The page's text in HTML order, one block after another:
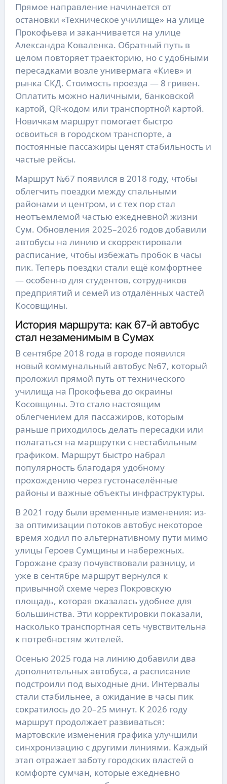
Прямое направление начинается от
остановки «Техническое училище» на улице
Прокофьева и заканчивается на улице
Александра Коваленка. Обратный путь в
целом повторяет траекторию, но с удобными
пересадками возле универмага «Киев» и
рынка СКД. Стоимость проезда — 8 гривен.
Оплатить можно наличными, банковской
картой, QR-кодом или транспортной картой.
Новичкам маршрут помогает быстро
освоиться в городском транспорте, а
постоянные пассажиры ценят стабильность и
частые рейсы.
Маршрут №67 появился в 2018 году, чтобы
облегчить поездки между спальными
районами и центром, и с тех пор стал
неотъемлемой частью ежедневной жизни
Сум. Обновления 2025–2026 годов добавили
автобусы на линию и скорректировали
расписание, чтобы избежать пробок в часы
пик. Теперь поездки стали ещё комфортнее
— особенно для студентов, сотрудников
предприятий и семей из отдалённых частей
Косовщины.
История маршрута: как 67-й автобус
стал незаменимым в Сумах
В сентябре 2018 года в городе появился
новый коммунальный автобус №67, который
проложил прямой путь от технического
училища на Прокофьева до окраины
Косовщины. Это стало настоящим
облегчением для пассажиров, которым
раньше приходилось делать пересадки или
полагаться на маршрутки с нестабильным
графиком. Маршрут быстро набрал
популярность благодаря удобному
прохождению через густонаселённые
районы и важные объекты инфраструктуры.
В 2021 году были временные изменения: из-
за оптимизации потоков автобус некоторое
время ходил по альтернативному пути мимо
улицы Героев Сумщины и набережных.
Горожане сразу почувствовали разницу, и
уже в сентябре маршрут вернулся к
привычной схеме через Покровскую
площадь, которая оказалась удобнее для
большинства. Эти корректировки показали,
насколько транспортная сеть чувствительна
к потребностям жителей.
Осенью 2025 года на линию добавили два
дополнительных автобуса, а расписание
подстроили под выходные дни. Интервалы
стали стабильнее, а ожидание в часы пик
сократилось до 20–25 минут. К 2026 году
маршрут продолжает развиваться:
мартовские изменения графика улучшили
синхронизацию с другими линиями. Каждый
этап отражает заботу городских властей о
комфорте сумчан, которые ежедневно